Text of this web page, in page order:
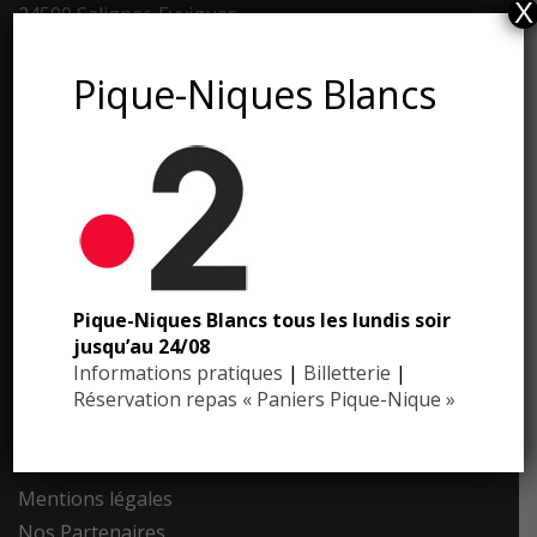
24590 Salignac-Eyvigues
Téléphone : 05.53.28.99.71
Email : contact@eyrignac.com
ESPACE PRESSE
Dossier de presse
Communiqués de presse
Photothèque
Mentions légales
Pique-Niques Blancs
Pique-Niques Blancs tous les lundis soir
jusqu’au 24/08
Informations pratiques | Billetterie |
Réservation repas « Paniers Pique-Nique »
X